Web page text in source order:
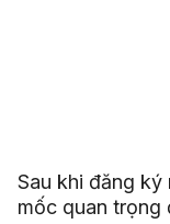
Sau khi đăng
mốc quan trọng